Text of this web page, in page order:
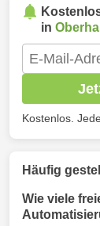
in
Kostenlos.
Häufig
Wie viele